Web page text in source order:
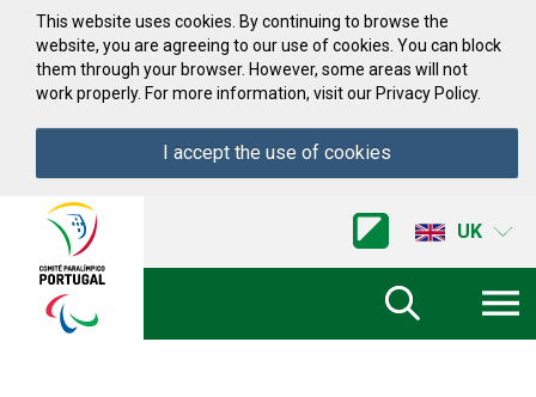
Skip to Content
This website uses cookies. By continuing to browse the
website, you are agreeing to our use of cookies. You can block
them through your browser. However, some areas will not
work properly. For more information, visit our Privacy Policy.
I accept the use of cookies
Comite
Paralimpico
Portugal
UK